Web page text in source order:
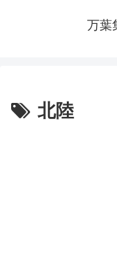
万葉
北陸